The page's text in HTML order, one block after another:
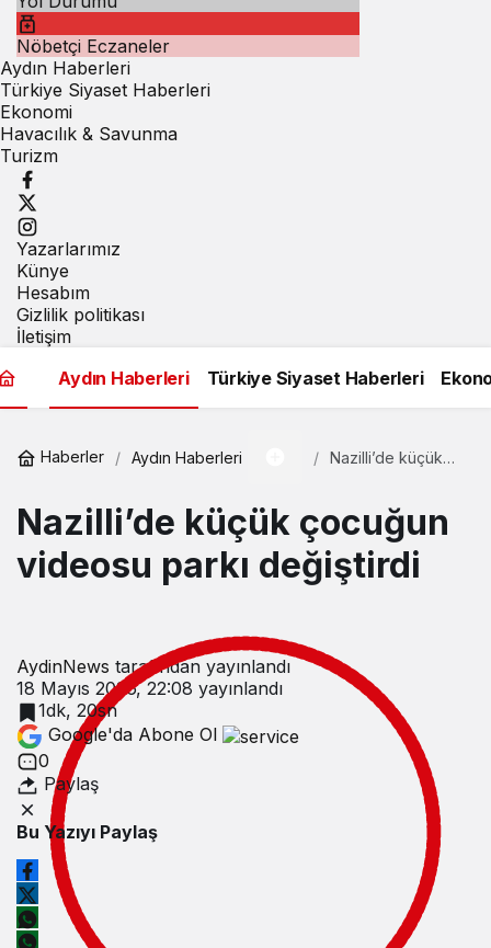
Nöbetçi Eczaneler
Aydın Haberleri
Türkiye Siyaset Haberleri
Ekonomi
Havacılık & Savunma
Turizm
Yazarlarımız
Künye
Hesabım
Gizlilik politikası
İletişim
Aydın Haberleri
Türkiye Siyaset Haberleri
Haberler Aydın Haberleri
Nazilli’de küçük
Nazilli’de küçük çocuğun
videosu parkı değiştirdi
AydinNews tarafından yayınlandı
18 Mayıs 2026, 22:08 yayınlandı
1dk, 20sn
Google'da Abone Ol
0
Paylaş
Bu Yazıyı Paylaş